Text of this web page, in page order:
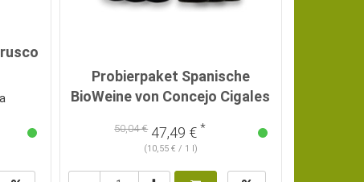
Probierpaket Spanische
BioWeine von Concejo Cigales
50,04 €47,49 € *
(10,55 € / 1 l)